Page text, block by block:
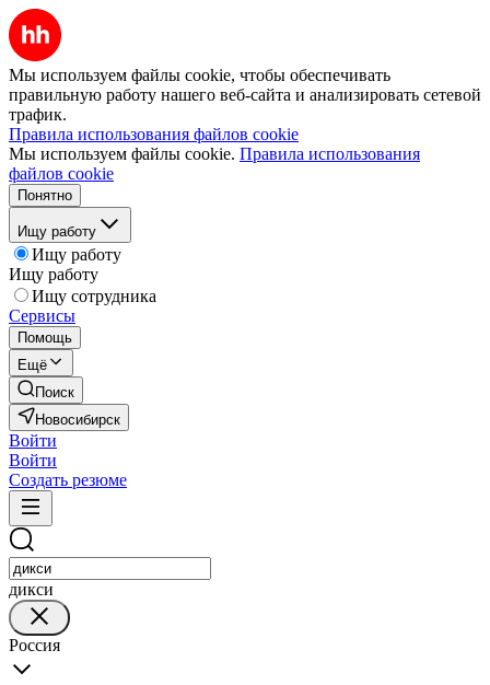
Мы используем файлы cookie, чтобы обеспечивать
правильную работу нашего веб-сайта и анализировать сетевой
трафик.
Правила использования файлов cookie
Мы используем файлы cookie. Правила использования
файлов cookie
Понятно
Ищу работу
Ищу работу
Ищу работу
Ищу сотрудника
Сервисы
Помощь
Ещё
Поиск
Новосибирск
Войти
Войти
Создать резюме
дикси
Россия